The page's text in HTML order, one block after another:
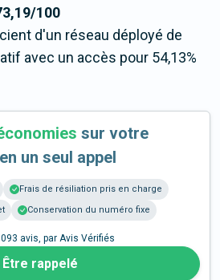
100
d'un réseau déployé de
avec un accès pour 54,13%
sur votre
un seul appel
Frais de résiliation pris en charge
Conservation du numéro fixe
avis, par Avis Vérifiés
Être rappelé